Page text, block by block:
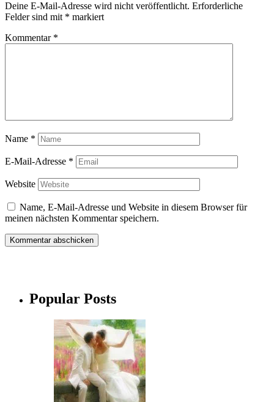
Deine E-Mail-Adresse wird nicht veröffentlicht. Erforderliche
Felder sind mit * markiert
Kommentar *
Name *
E-Mail-Adresse *
Website
Name, E-Mail-Adresse und Website in diesem Browser für
meinen nächsten Kommentar speichern.
Popular Posts